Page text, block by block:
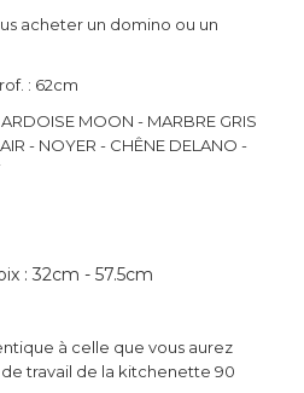
acheter un domino ou un
: 62cm
MOON - MARBRE GRIS
- NOYER - CHÊNE DELANO -
: 32cm - 57.5cm
à celle que vous aurez
travail de la kitchenette 90